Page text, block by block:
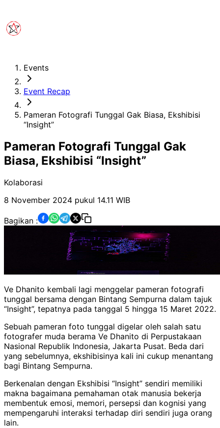
Events
Event Recap
Pameran Fotografi Tunggal Gak Biasa, Ekshibisi
“Insight”
Pameran Fotografi Tunggal Gak
Biasa, Ekshibisi “Insight”
Kolaborasi
8 November 2024 pukul 14.11 WIB
Bagikan :
Ve Dhanito kembali lagi menggelar pameran fotografi
tunggal bersama dengan Bintang Sempurna dalam tajuk
“Insight”, tepatnya pada tanggal 5 hingga 15 Maret 2022.
Sebuah pameran foto tunggal digelar oleh salah satu
fotografer muda berama Ve Dhanito di Perpustakaan
Nasional Republik Indonesia, Jakarta Pusat. Beda dari
yang sebelumnya, ekshibisinya kali ini cukup menantang
bagi Bintang Sempurna.
Berkenalan dengan Ekshibisi “Insight” sendiri memiliki
makna bagaimana pemahaman otak manusia bekerja
membentuk emosi, memori, persepsi dan kognisi yang
mempengaruhi interaksi terhadap diri sendiri juga orang
lain.